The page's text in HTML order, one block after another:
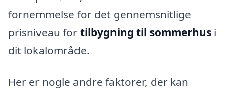
fornemmelse for det gennemsnitlige
prisniveau fortilbygning til sommerhus i
dit lokalområde.
Her er nogle andre faktorer, der kan